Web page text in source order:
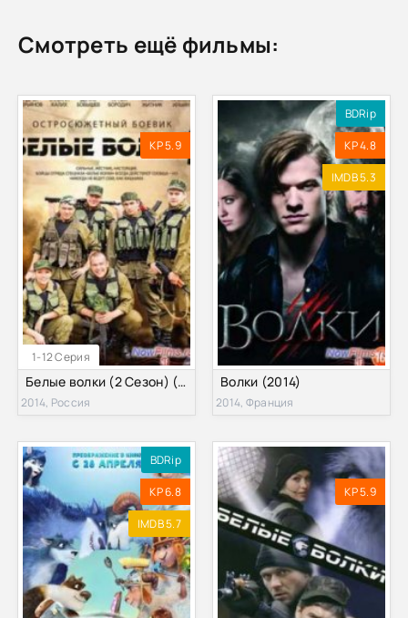
Смотреть ещё фильмы:
1-12 Серия
KP 5.9
Белые волки (2 Сезон) (2014)
2014, Россия
BDRip
KP 4.8
IMDB 5.3
Волки (2014)
2014, Франция
BDRip
KP 6.8
IMDB 5.7
KP 5.9